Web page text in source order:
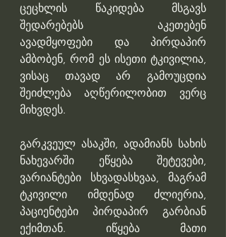
ცეცხლის წაკიდება მსგავს
შედარებებს აკეთებენ
ავადმყოფები და პირდაპირ
ამბობენ, რომ ეს ისეთი ტკივილია,
ვისაც თავად არ გამოუცდია
შეიძლება აღწერილობით ვერც
მიხვდეს.
გარკვეულ ასაკში, ადამიანს სახის
ნახევარში ეწყება შეტევები,
ვარიანტები სხვადასხვაა, მაგრამ
ტკივილი იმდენად ძლიერია,
პაციენტები პირდაპირ გარბიან
ექიმთან. იწყება მათი